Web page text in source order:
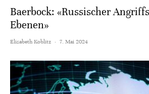
Baerbock: «Russischer
Ebenen»
Elisabeth Koblitz · 7. Mai 2024